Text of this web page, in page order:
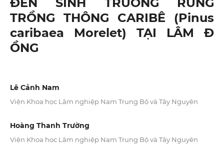
TRỒNG THÔNG CARIBÊ (Pinus
caribaea Morelet) TẠI LÂM Đ
ỒNG
Lê Cảnh Nam
Viện Khoa học Lâm nghiệp Nam Trung Bộ và Tây Nguyên
Hoàng Thanh Trường
Viện Khoa học Lâm nghiệp Nam Trung Bộ và Tây Nguyên